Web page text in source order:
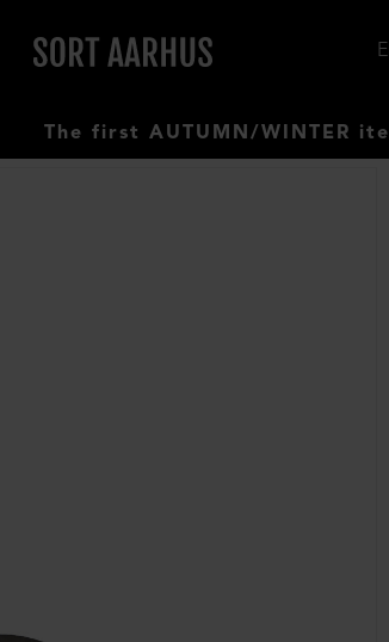
first AUTUMN/WINTER items